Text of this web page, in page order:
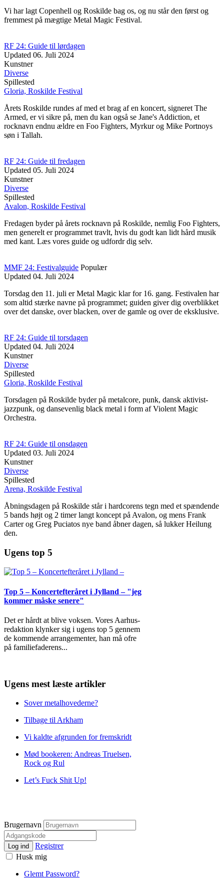
Vi har lagt Copenhell og Roskilde bag os, og nu står den først og
fremmest på mægtige Metal Magic Festival.
RF 24: Guide til lørdagen
Updated 06. Juli 2024
Kunstner
Diverse
Spillested
Gloria, Roskilde Festival
Årets Roskilde rundes af med et brag af en koncert, signeret The
Armed, er vi sikre på, men du kan også se Jane's Addiction, et
rocknavn endnu ældre en Foo Fighters, Myrkur og Mike Portnoys
søn i Tallah.
RF 24: Guide til fredagen
Updated 05. Juli 2024
Kunstner
Diverse
Spillested
Avalon, Roskilde Festival
Fredagen byder på årets rocknavn på Roskilde, nemlig Foo Fighters,
men generelt er programmet travlt, hvis du godt kan lidt hård musik
med kant. Læs vores guide og udfordr dig selv.
MMF 24: Festivalguide Populær
Updated 04. Juli 2024
Torsdag den 11. juli er Metal Magic klar for 16. gang. Festivalen har
som altid stærke navne på programmet; guiden giver dig overblikket
over det danske, over blacken, over de gamle og over de eksklusive.
RF 24: Guide til torsdagen
Updated 04. Juli 2024
Kunstner
Diverse
Spillested
Gloria, Roskilde Festival
Torsdagen på Roskilde byder på metalcore, punk, dansk aktivist-
jazzpunk, og dansevenlig black metal i form af Violent Magic
Orchestra.
RF 24: Guide til onsdagen
Updated 03. Juli 2024
Kunstner
Diverse
Spillested
Arena, Roskilde Festival
Åbningsdagen på Roskilde står i hardcorens tegn med et spændende
5 bands højt og 2 timer langt koncept på Avalon, og mens Frank
Carter og Greg Puciatos nye band åbner dagen, så lukker Heilung
den.
Ugens top 5
Top 5 – Koncertefteråret i Jylland – "jeg
kommer måske senere"
Det er hårdt at blive voksen. Vores Aarhus-
redaktion klynker sig i ugens top 5 gennem
de kommende arrangementer, han må ofre
på familiefaderens...
Ugens mest læste artikler
Sover metalhovederne?
Tilbage til Arkham
Vi kaldte afgrunden for fremskridt
Mød bookeren: Andreas Truelsen,
Rock og Rul
Let’s Fuck Shit Up!
Brugernavn
Log ind
Registrer
Husk mig
Glemt Password?